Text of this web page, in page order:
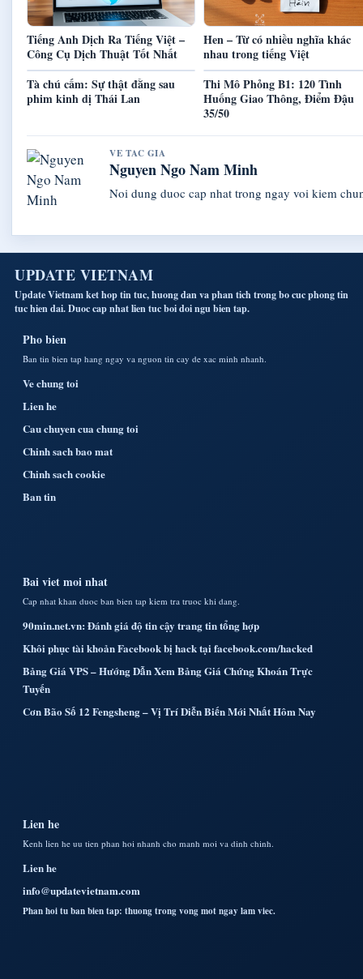
Tiếng Anh Dịch Ra Tiếng Việt –
Công Cụ Dịch Thuật Tốt Nhất
Hen – Từ có nhiều nghĩa khác
nhau trong tiếng Việt
Tà chú cấm: Sự thật đằng sau
phim kinh dị Thái Lan
Thi Mô Phỏng B1: 120 Tình
Huống Giao Thông, Điểm Đậu
35/50
VE TAC GIA
Nguyen Ngo Nam Minh
Noi dung duoc cap nhat trong ngay voi kiem
UPDATE VIETNAM
Update Vietnam ket hop tin tuc, huong dan va phan tich trong bo cuc phong tin
tuc hien dai. Duoc cap nhat lien tuc boi doi ngu bien tap.
Pho bien
Ban tin bien tap hang ngay va nguon tin cay de xac minh nhanh.
Ve chung toi
Lien he
Cau chuyen cua chung toi
Chinh sach bao mat
Chinh sach cookie
Ban tin
Bai viet moi nhat
Cap nhat khan duoc ban bien tap kiem tra truoc khi dang.
90min.net.vn: Đánh giá độ tin cậy trang tin tổng hợp
Khôi phục tài khoản Facebook bị hack tại facebook.com/hacked
Bảng Giá VPS – Hướng Dẫn Xem Bảng Giá Chứng Khoán Trực
Tuyến
Cơn Bão Số 12 Fengsheng – Vị Trí Diễn Biến Mới Nhất Hôm Nay
Lien he
Kenh lien he uu tien phan hoi nhanh cho manh moi va dinh chinh.
Lien he
info@updatevietnam.com
Phan hoi tu ban bien tap: thuong trong vong mot ngay lam viec.